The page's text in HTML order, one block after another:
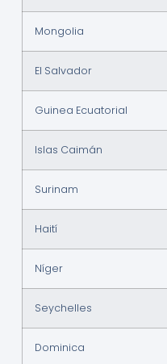
Mongolia
El Salvador
Guinea Ecuatorial
Islas Caimán
Surinam
Haití
Níger
Seychelles
Dominica